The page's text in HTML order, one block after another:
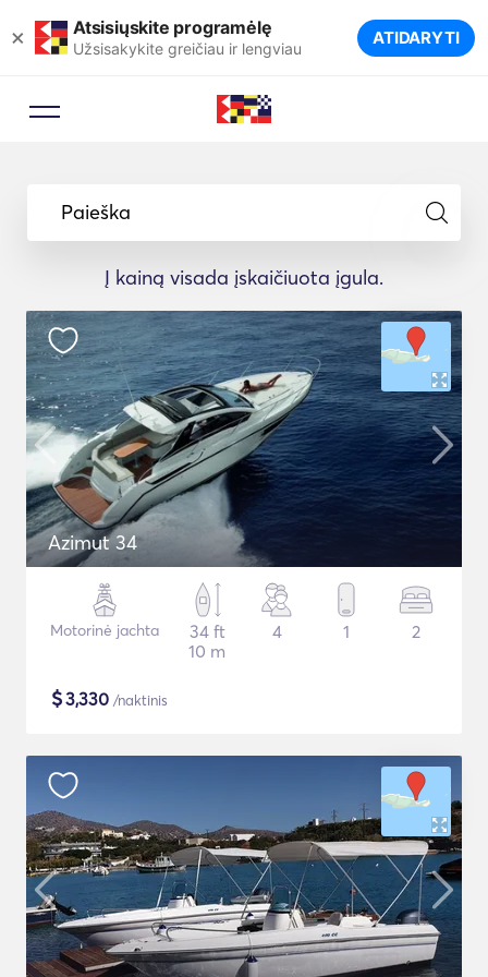
× Atsisiųskite programėlę
Užsisakykite greičiau ir lengviau ATIDARYTI
Paieška
Į kainą visada įskaičiuota įgula.
Azimut 34
Motorinė jachta
34 ft
10 m
4 1 2
$3,330 /naktinis